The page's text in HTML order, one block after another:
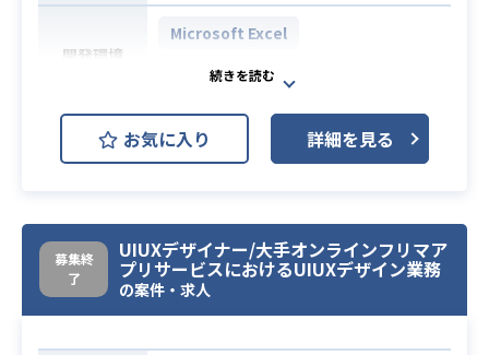
心地よい挙動にするなどができる
方）
・コミュニケーションが多く取れる
方（ディレクターなど多人数とのや
り取りが直接できる方）
開発環境
Microsoft Excel
Microsoft PowerPoint
【案件概要】
日本における第4の通信キャリアとし
Oサービスの提供を開始いたしまし
た。
また、次世代通信規格である5Gを用
いた新たなサービスの提供を開始。
お客様にシンプルでわかりやすい料
お気に入り 詳細を見る
募集終
了
UIUXデザイナー/大手オンラインフリマア
プリサービスにおけるUIUXデザイン業務
の案件・求人